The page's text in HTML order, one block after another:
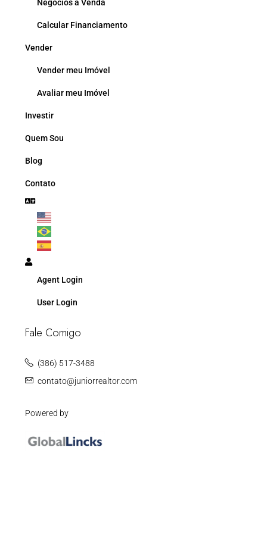
Negócios à Venda
Calcular Financiamento
Vender
Vender meu Imóvel
Avaliar meu Imóvel
Investir
Quem Sou
Blog
Contato
Agent Login
User Login
Fale Comigo
(386) 517-3488
contato@juniorrealtor.com
Powered by